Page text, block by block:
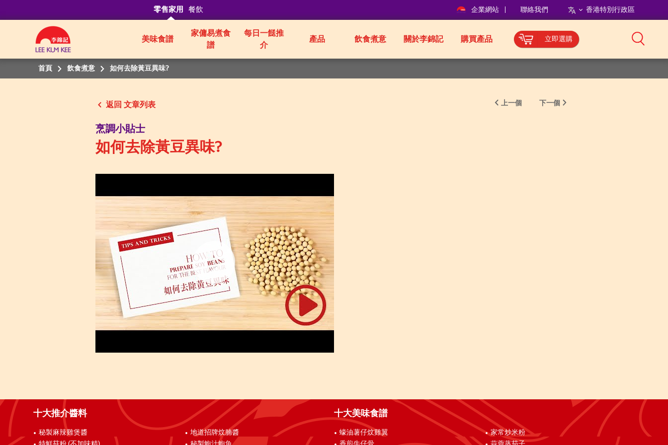
零售家用 餐飲 企業網站 聯絡我們 香港特別行政區
美味食譜
家傭易煮食
譜
每日一餸推
介
產品 飲食煮意 關於李錦記 購買產品 立即選購
首頁 飲食煮意 如何去除黃豆異味?
返回 上一個 下一個
烹調小貼士
如何去除黃豆異味?
十大推介醬料
秘製麻辣雞煲醬
地道招牌炆腩醬
十大美味食譜
蠔油薯仔炆雞翼
家常炒米粉